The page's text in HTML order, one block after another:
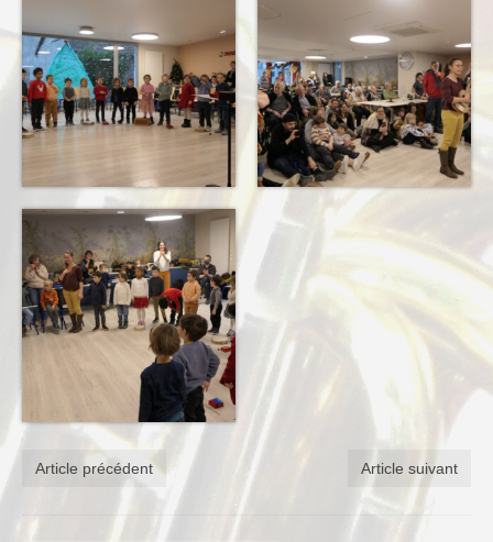
Article précédent Article suivant